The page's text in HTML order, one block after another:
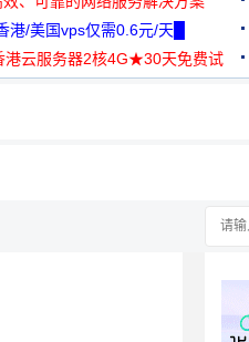
港/美国vps仅需0.6元/天█
云服务器2核4G★30天免费试